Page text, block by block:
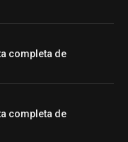
completa de
completa de